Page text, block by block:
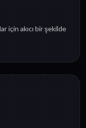
için akıcı bir şekilde